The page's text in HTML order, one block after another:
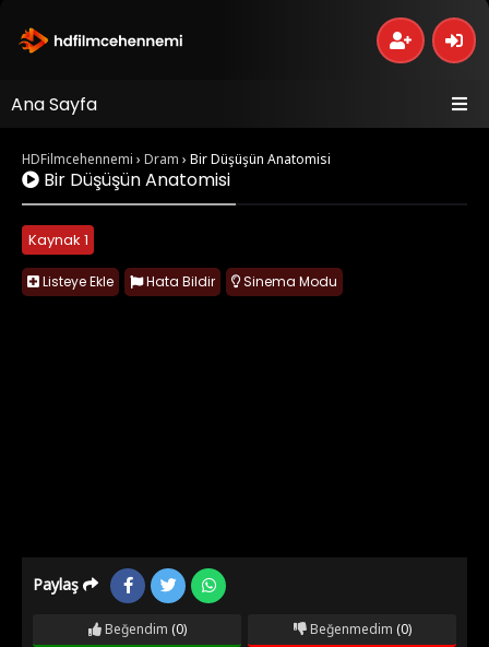
Ana Sayfa
HDFilmcehennemi › Dram › Bir Düşüşün Anatomisi
Bir Düşüşün Anatomisi
Kaynak 1
Listeye Ekle Hata Bildir Sinema Modu
Paylaş
Beğendim (0) Beğenmedim (0)